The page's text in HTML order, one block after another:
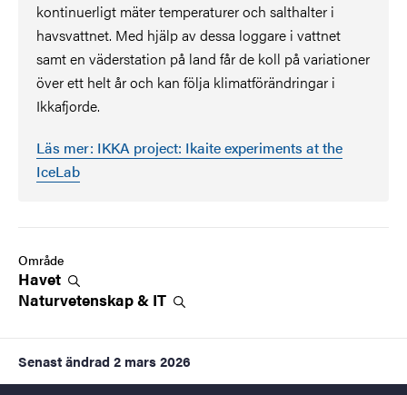
kontinuerligt mäter temperaturer och salthalter i
havsvattnet. Med hjälp av dessa loggare i vattnet
samt en väderstation på land får de koll på variationer
över ett helt år och kan följa klimatförändringar i
Ikkafjorde.
Läs mer: IKKA project: Ikaite experiments at the
IceLab
Område
Havet
Naturvetenskap & IT
Senast ändrad 2 mars 2026